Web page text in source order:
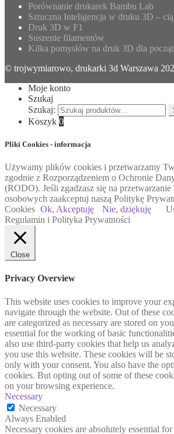
Porównanie drukarek Bambu Lab
Sztuczna Inteligencja w druku 3D –
Druk 3D w F1
Suszenie filamentów
Kilka pomysłów na druk 3D dla
© trojwymiarowo, drukarki 3d Warszawa
Moje konto
Szukaj
Szukaj:
Koszyk 0
Pliki Cookies - informacja
Używamy plików cookies i przetwarzamy
zgodnie z Rozporządzeniem o Ochronie
(RODO). Jeśli zgadzasz się na
osobowych zaakceptuj naszą Politykę
Cookies Ok, Akceptuję Nie, dziękuję
Regulamin i Polityka Prywatności
Close
Privacy Overview
This website uses cookies to improve your
navigate through the website. Out of these
are categorized as necessary are stored on
essential for the working of basic
also use third-party cookies that help us
you use this website. These cookies will be
only with your consent. You also have the
cookies. But opting out of some of these
on your browsing experience.
Necessary
Necessary
Always Enabled
Necessary cookies are absolutely essential